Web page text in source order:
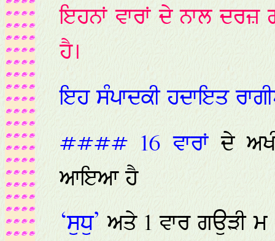
ਇਹਨਾਂ ਵਾਰਾਂ ਦੇ ਨਾਲ ਦਰਜ਼
ਹੈ।
ਇਹ ਸੰਪਾਦਕੀ ਹਦਾਇਤ
#### 16 ਵਾਰਾਂਦੇ
ਆਇਆ ਹੈ
‘ਸੁਧੁ’ਅਤੇ 1 ਵਾਰ ਗਉੜੀ